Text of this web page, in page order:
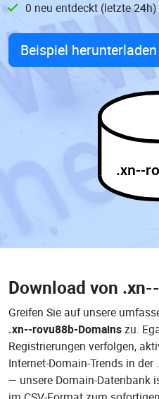
0 neu entdeckt (letzte 24h)
Beispiel herunterladen
.xn--
Download von
Greifen Sie auf unsere
.xn--rovu88b-Domainszu.
Registrierungen verfolgen,
Internet-Domain-Trends in
— unsere Domain-Datenbank